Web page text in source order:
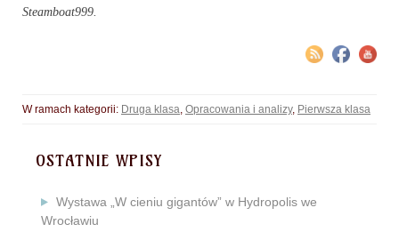
Steamboat999.
W ramach kategorii: Druga klasa, Opracowania i analizy, Pierwsza klasa
OSTATNIE WPISY
Wystawa „W cieniu gigantów” w Hydropolis we
Wrocławiu